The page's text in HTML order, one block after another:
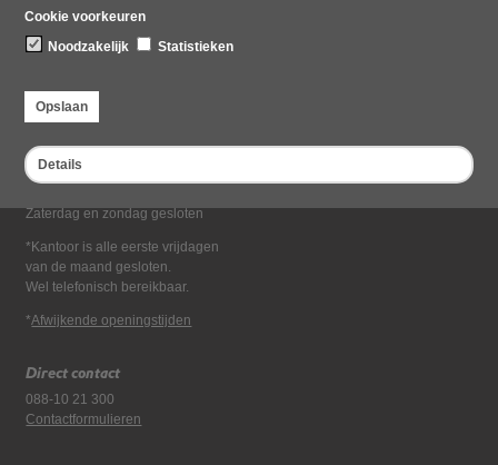
Cookie voorkeuren
Noodzakelijk
Statistieken
Opslaan
Details
Bezoekadres
Dampten 2, 1624 NR Hoorn
Postbus 2095, 1620 EB Hoorn
Openingstijden kantoor
Maandag tot en met vrijdag*
van 08:00 tot 16:30
Zaterdag en zondag gesloten
*Kantoor is alle eerste vrijdagen
van de maand gesloten.
Wel telefonisch bereikbaar.
*Afwijkende openingstijden
Direct contact
088-10 21 300
Contactformulieren